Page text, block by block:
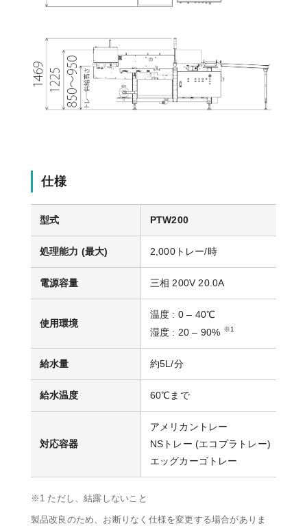
仕様
型式 PTW200
処理能力 (最大) 2,000トレー/時
電源容量 三相 200V 20.0A
使用環境
温度 : 0 – 40℃
湿度 : 20 – 90% ※1
給水量 約5L/分
給水温度 60℃まで
対応容器
アメリカントレー
NSトレー (エコプラトレー)
エッグカーゴトレー
※1 ただし、結露しないこと
製品改良のため、お断りなく仕様を変更する場合がありま